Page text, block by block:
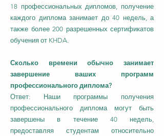
18 профессиональных дипломов, получение
каждого диплома занимает до 40 недель, а
также более 200 разрешенных сертификатов
обучения от KHDA.
Сколько времени обычно занимает
завершение ваших программ
профессионального диплома?
Ответ: Наши программы получения
профессионального диплома могут быть
завершены в течение 40 недель,
предоставляя студентам относительно